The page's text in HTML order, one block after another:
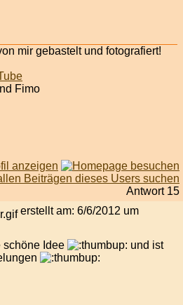
mir gebastelt und fotografiert!
Fimo
Antwort 15
erstellt am: 6/6/2012 um
schöne Idee
und ist